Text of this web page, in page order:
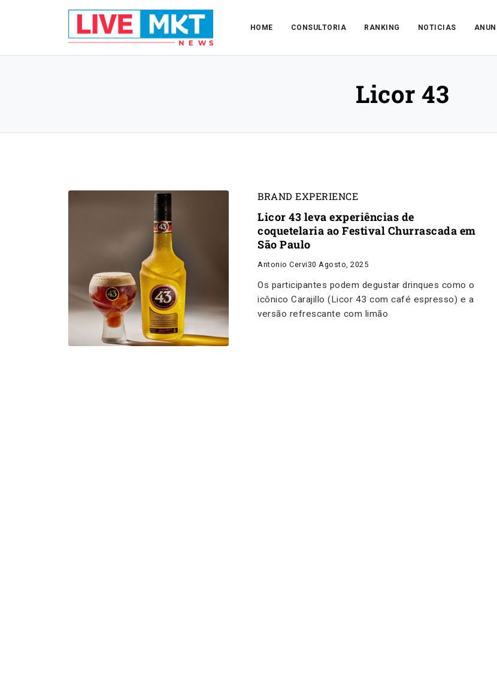
HOME CONSULTORIA RANKING NOTICIAS
Licor 43
BRAND EXPERIENCE
Licor 43 leva experiências de
coquetelaria ao Festival Churrascada em
São Paulo
Antonio Cervi30 Agosto, 2025
Os participantes podem degustar drinques como o
icônico Carajillo (Licor 43 com café espresso) e a
versão refrescante com limão